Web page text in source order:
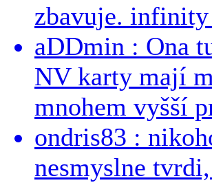
zbavuje. infinity
aDDmin : Ona
NV karty mají
mnohem vyšší
ondris83 :
nesmyslne